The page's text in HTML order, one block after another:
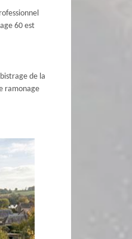
60 est
de la
ramonage